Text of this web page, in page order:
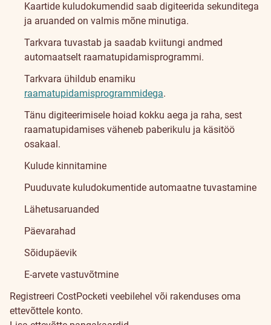
Kaartide kuludokumendid saab digiteerida sekunditega
ja aruanded on valmis mõne minutiga.
Tarkvara tuvastab ja saadab kviitungi andmed
automaatselt raamatupidamisprogrammi.
Tarkvara ühildub enamiku
raamatupidamisprogrammidega.
Tänu digiteerimisele hoiad kokku aega ja raha, sest
raamatupidamises väheneb paberikulu ja käsitöö
osakaal.
Kulude kinnitamine
Puuduvate kuludokumentide automaatne tuvastamine
Lähetusaruanded
Päevarahad
Sõidupäevik
E-arvete vastuvõtmine
Registreeri CostPocketi veebilehel või rakenduses oma
ettevõttele konto.